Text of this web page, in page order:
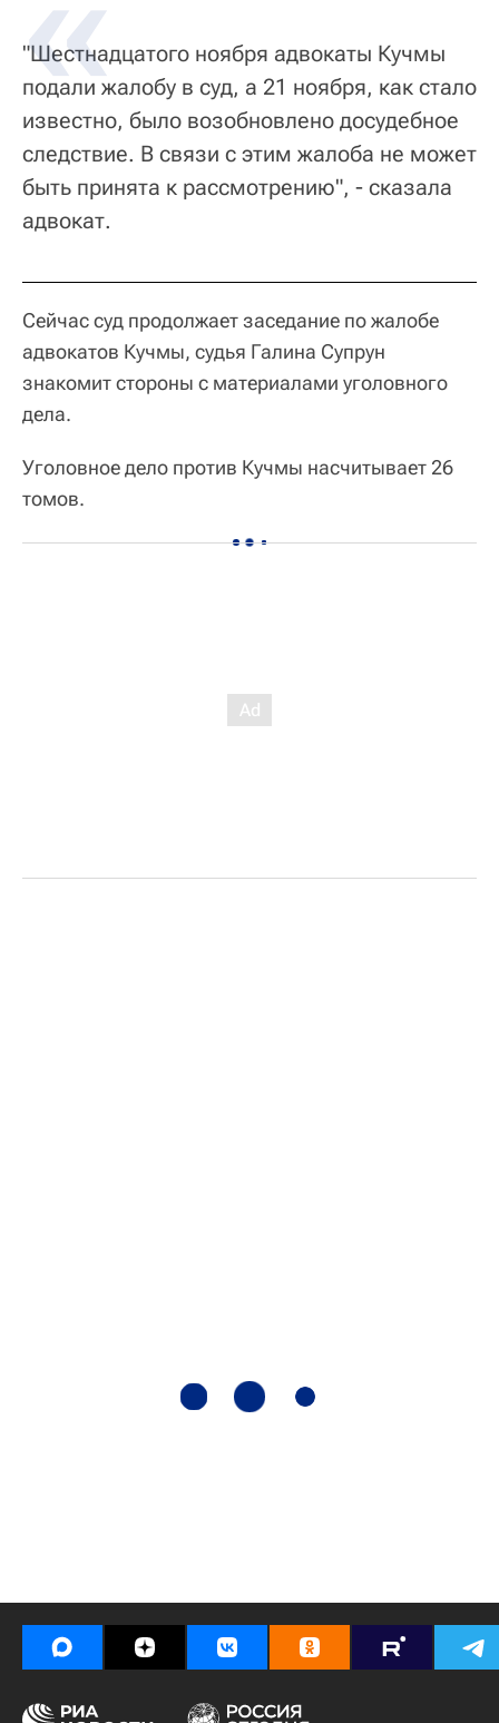
"Шестнадцатого ноября адвокаты Кучмы
подали жалобу в суд, а 21 ноября, как стало
известно, было возобновлено досудебное
следствие. В связи с этим жалоба не может
быть принята к рассмотрению", - сказала
адвокат.
Сейчас суд продолжает заседание по жалобе
адвокатов Кучмы, судья Галина Супрун
знакомит стороны с материалами уголовного
дела.
Уголовное дело против Кучмы насчитывает 26
томов.